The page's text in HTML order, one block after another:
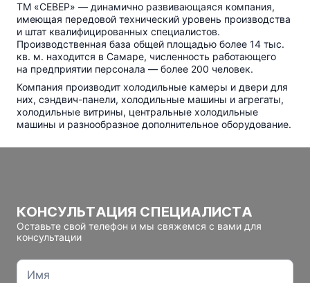
ТМ «СЕВЕР» — динамично развивающаяся компания,
имеющая передовой технический уровень производства
и штат квалифицированных специалистов.
Производственная база общей площадью более 14 тыс.
кв. м. находится в Самаре, численность работающего
на предприятии персонала — более 200 человек.
Компания производит холодильные камеры и двери для
них, сэндвич-панели, холодильные машины и агрегаты,
холодильные витрины, центральные холодильные
машины и разнообразное дополнительное оборудование.
КОНСУЛЬТАЦИЯ СПЕЦИАЛИСТА
Оставьте свой телефон и мы свяжемся с вами для
консультации